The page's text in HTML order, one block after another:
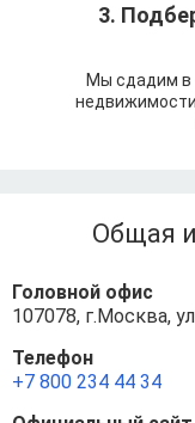
3.
Мы сдадим в
Общая
Головной офис
107078, г.Москва,
Телефон
+7 800 234 44 34